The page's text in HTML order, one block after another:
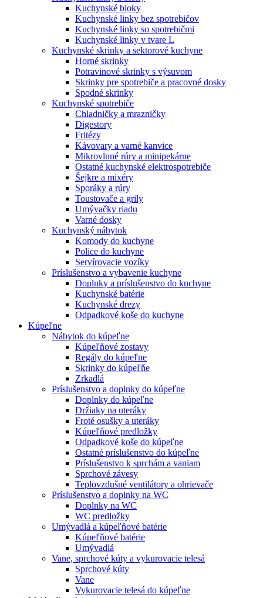
Kuchynské bloky
Kuchynské linky bez spotrebičov
Kuchynské linky so spotrebičmi
Kuchynské linky v tvare L
Kuchynské skrinky a sektorové kuchyne
Horné skrinky
Potravinové skrinky s výsuvom
Skrinky pre spotrebiče a pracovné dosky
Spodné skrinky
Kuchynské spotrebiče
Chladničky a mrazničky
Digestory
Fritézy
Kávovary a varné kanvice
Mikrovlnné rúry a minipekárne
Ostatné kuchynské elektrospotrebiče
Šejkre a mixéry
Sporáky a rúry
Toustovače a grily
Umývačky riadu
Varné dosky
Kuchynský nábytok
Komody do kuchyne
Police do kuchyne
Servírovacie vozíky
Príslušenstvo a vybavenie kuchyne
Doplnky a príslušenstvo do kuchyne
Kuchynské batérie
Kuchynské drezy
Odpadkové koše do kuchyne
Kúpeľne
Nábytok do kúpeľne
Kúpeľňové zostavy
Regály do kúpeľne
Skrinky do kúpeľňe
Zrkadlá
Príslušenstvo a doplnky do kúpeľne
Doplnky do kúpeľne
Držiaky na uteráky
Froté osušky a uteráky
Kúpeľňové predložky
Odpadkové koše do kúpeľne
Ostatné príslušenstvo do kúpeľne
Príslušenstvo k sprchám a vaniam
Sprchové závesy
Teplovzdušné ventilátory a ohrievače
Príslušenstvo a doplnky na WC
Doplnky na WC
WC predložky
Umývadlá a kúpeľňové batérie
Kúpeľňové batérie
Umývadlá
Vane, sprchové kúty a vykurovacie telesá
Sprchové kúty
Vane
Vykurovacie telesá do kúpeľne